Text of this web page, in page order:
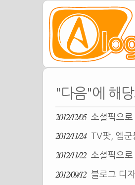
"다음"에 해
2012/12/05 소셜픽으
2012/11/24
TV팟, 엠군
2012/11/22 소셜픽으
2012/09/12 블로그 디